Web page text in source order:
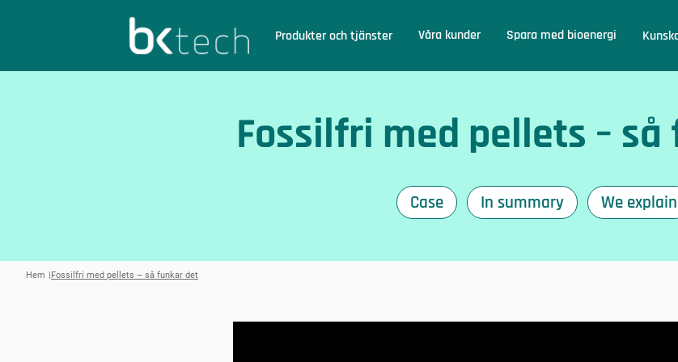
Produkter och tjänster Våra kunder Spara med bioenergi
Fossilfri med pellets –
Case In summary We explain
Hem Fossilfri med pellets – så funkar det